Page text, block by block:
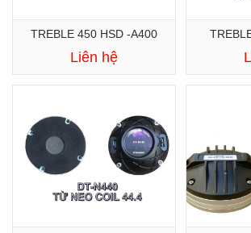
TREBLE 450 HSD -A400
Liên hệ